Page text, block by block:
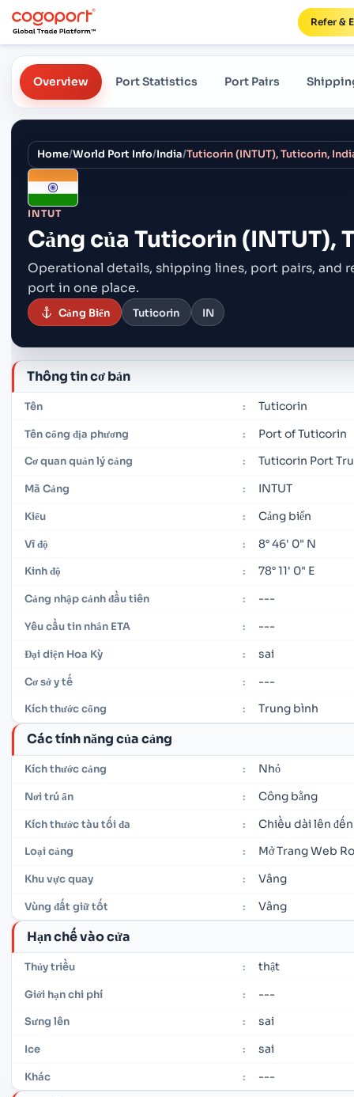
Refer &
Overview Port Statistics Port Pairs
Home/World Port Info/India/Tuticorin (INTUT), Tuticorin,
INTUT
Cảng của Tuticorin (INTUT),
Operational details, shipping lines, port pairs, and
port in one place.
Cảng Biển Tuticorin IN
Thông tin cơ bản
Tên : Tuticorin
Tên cổng địa phương : Port of Tuticorin
Cơ quan quản lý cảng : Tuticorin Port
Mã Cảng : INTUT
Kiểu : Cảng biển
Vĩ độ : 8° 46' 0" N
Kinh độ : 78° 11' 0" E
Cảng nhập cảnh đầu tiên : ---
Yêu cầu tin nhắn ETA : ---
Đại diện Hoa Kỳ : sai
Cơ sở y tế : ---
Kích thước cổng : Trung bình
Các tính năng của cảng
Kích thước cảng : Nhỏ
Nơi trú ẩn : Công bằng
Kích thước tàu tối đa : Chiều dài lên
Loại cảng : Mở Trang Web
Khu vực quay : Vâng
Vùng đất giữ tốt : Vâng
Hạn chế vào cửa
Thủy triều : thật
Giới hạn chi phí : ---
Sưng lên : sai
Ice : sai
Khác : ---